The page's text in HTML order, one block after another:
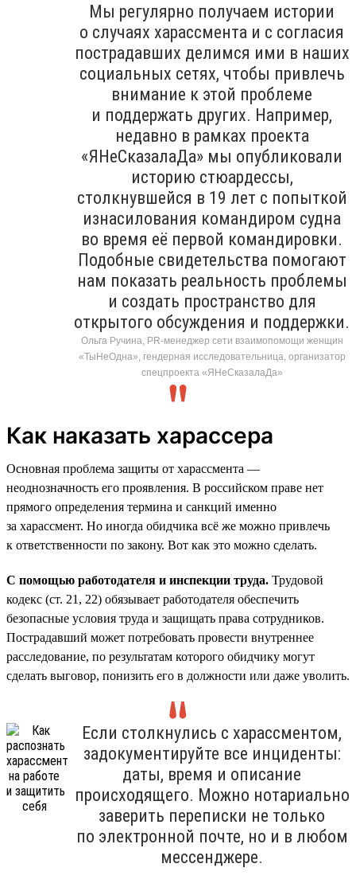
Мы регулярно получаем истории
о случаях харассмента и с согласия
пострадавших делимся ими в наших
социальных сетях, чтобы привлечь
внимание к этой проблеме
и поддержать других. Например,
недавно в рамках проекта
«ЯНеСказалаДа» мы опубликовали
историю стюардессы,
столкнувшейся в 19 лет с попыткой
изнасилования командиром судна
во время её первой командировки.
Подобные свидетельства помогают
нам показать реальность проблемы
и создать пространство для
открытого обсуждения и поддержки.
Ольга Ручина, PR-менеджер сети взаимопомощи женщин
«ТыНеОдна», гендерная исследовательница, организатор
спецпроекта «ЯНеСказалаДа»
Как наказать харассера
Основная проблема защиты от харассмента —
неоднозначность его проявления. В российском праве нет
прямого определения термина и санкций именно
за харассмент. Но иногда обидчика всё же можно привлечь
к ответственности по закону. Вот как это можно сделать.
С помощью работодателя и инспекции труда. Трудовой
кодекс (ст. 21, 22) обязывает работодателя обеспечить
безопасные условия труда и защищать права сотрудников.
Пострадавший может потребовать провести внутреннее
расследование, по результатам которого обидчику могут
сделать выговор, понизить его в должности или даже уволить.
Если столкнулись с харассментом,
задокументируйте все инциденты:
даты, время и описание
происходящего. Можно нотариально
заверить переписки не только
по электронной почте, но и в любом
мессенджере.